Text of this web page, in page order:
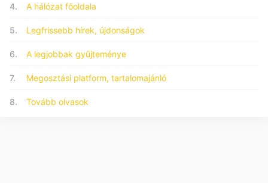
4. A hálózat főoldala
5. Legfrissebb hírek, újdonságok
6. A legjobbak gyűjteménye
7. Megosztási platform, tartalomajánló
8. Tovább olvasok